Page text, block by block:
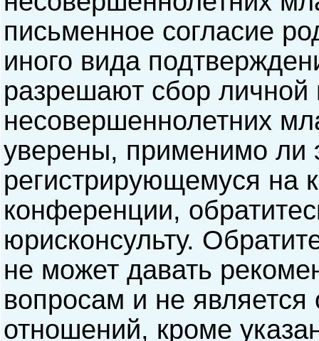
письменное согласие
иного вида
разрешают сбор
несовершеннолетних
уверены, применимо ли
регистрирующемуся на
конференции,
юрисконсульту.
не может давать
вопросам и не
отношений, кроме